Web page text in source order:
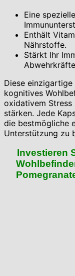
Eine
Enthält
Nährstoffe.
Stärkt Ihr
Diese
kognitives
oxidativem Stress
stärken. Jede
die bestmögliche
Unterstützung zu
Investieren